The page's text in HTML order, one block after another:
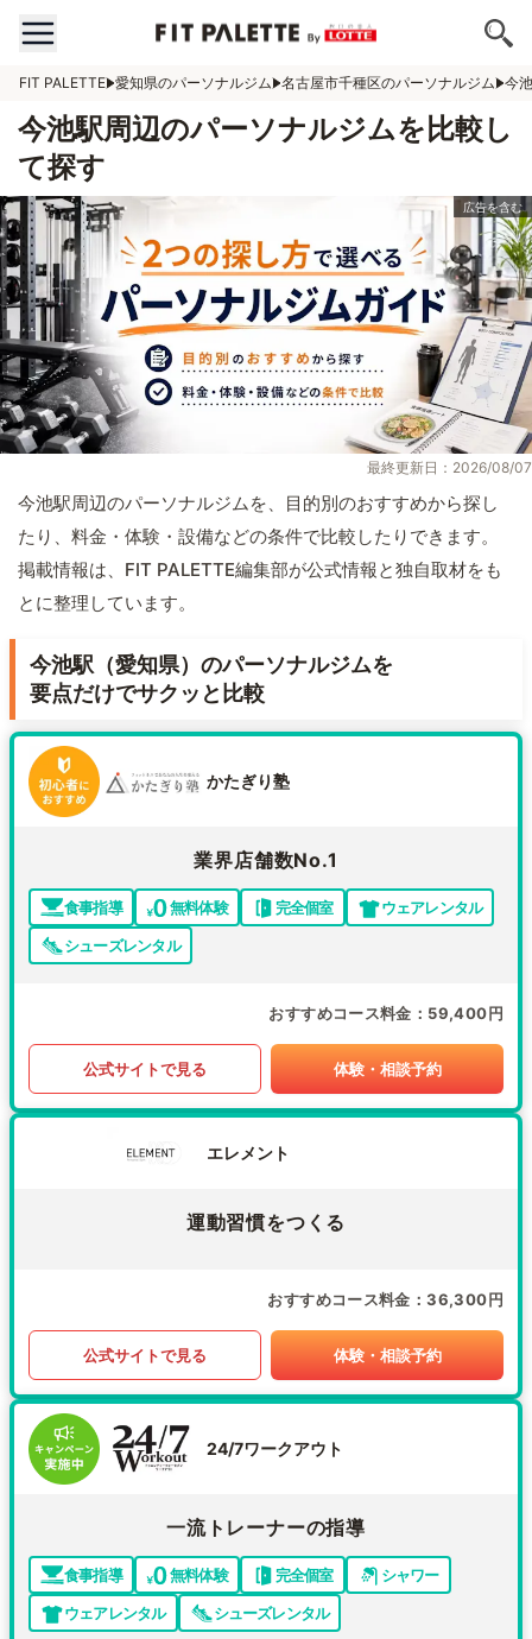
FIT PALETTE 愛知県のパーソナルジム 名古屋市千種区のパーソナルジム 今
今池駅周辺のパーソナルジムを比較し
て探す
最終更新日：2026/08/07
今池駅周辺のパーソナルジムを、目的別のおすすめから探し
たり、料金・体験・設備などの条件で比較したりできます。
掲載情報は、FIT PALETTE編集部が公式情報と独自取材をも
とに整理しています。
今池駅（愛知県）のパーソナルジムを
要点だけでサクッと比較
かたぎり塾
業界店舗数No.1
食事指導 無料体験 完全個室
ウェアレンタル
シューズレンタル
おすすめコース料金 59,400円
公式サイトで見る 体験・相談予約
エレメント
運動習慣をつくる
おすすめコース料金 36,300円
公式サイトで見る 体験・相談予約
24/7ワークアウト
一流トレーナーの指導
食事指導 無料体験 完全個室
シャワー
ウェアレンタル
シューズレンタル